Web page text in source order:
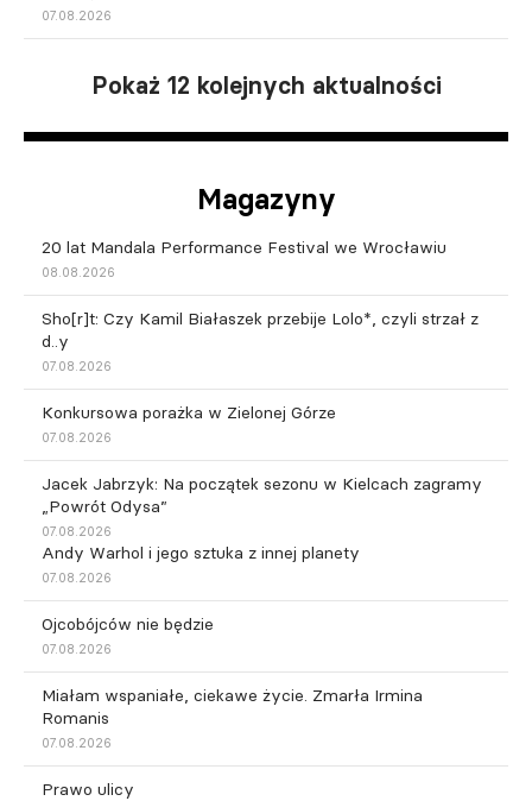
07.08.2026
Pokaż 12 kolejnych aktualności
Magazyny
20 lat Mandala Performance Festival we Wrocławiu
08.08.2026
Sho[r]t: Czy Kamil Białaszek przebije Lolo*, czyli strzał z
d..y
07.08.2026
Konkursowa porażka w Zielonej Górze
07.08.2026
Jacek Jabrzyk: Na początek sezonu w Kielcach zagramy
„Powrót Odysa”
07.08.2026
Andy Warhol i jego sztuka z innej planety
07.08.2026
Ojcobójców nie będzie
07.08.2026
Miałam wspaniałe, ciekawe życie. Zmarła Irmina
Romanis
07.08.2026
Prawo ulicy